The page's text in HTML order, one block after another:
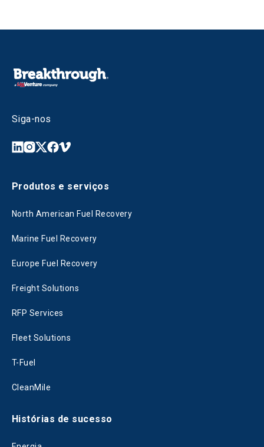
Siga-nos
Produtos e serviços
North American Fuel Recovery
Marine Fuel Recovery
Europe Fuel Recovery
Freight Solutions
RFP Services
Fleet Solutions
T-Fuel
CleanMile
Histórias de sucesso